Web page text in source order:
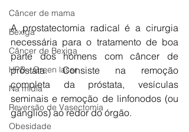
Câncer de mama
Bexiga
Câncer de Bexiga
HPB - Green laser
Na mídia
Reversão de Vasectomia
Obesidade
A prostatectomia radical é a cirurgia
necessária para o tratamento de boa
parte dos homens com câncer de
próstata. Consiste na remoção
completa da próstata, vesículas
seminais e remoção de linfonodos (ou
gânglios) ao redor do órgão.